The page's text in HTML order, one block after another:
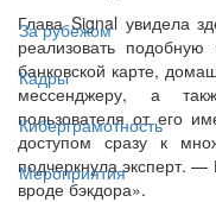
За рубежом
Кадры
Киберграмотность
Мероприятия
Глава Signal увидела
реализовать
банковской карте,
мессенджеру, а
пользователя от его
доступом сразу к
подчеркнула эксперт.
вроде бэкдора».